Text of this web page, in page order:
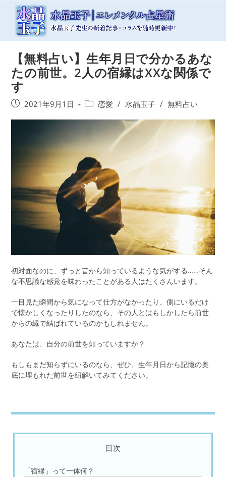
【無料占い】生年月日で分かるあな
たの前世。2人の宿縁はXXな関係で
す
投
2021年9月1日
投
テ
ゴ
リ
ー:
恋愛 / 水晶玉子 / 無料占い
初対面なのに、ずっと昔から知っているような気がする……そん
な不思議な感覚を味わったことがある人はたくさんいます。
一目見た瞬間から気になって仕方がなかったり、側にいるだけ
で懐かしくなったりしたのなら、その人とはもしかしたら前世
からの縁で結ばれているのかもしれません。
あなたは、自分の前世を知っていますか？
もしもまだ知らずにいるのなら、ぜひ、生年月日から記憶の奥
底に埋もれた前世を紐解いてみてください。
目次
「宿縁」って一体何？